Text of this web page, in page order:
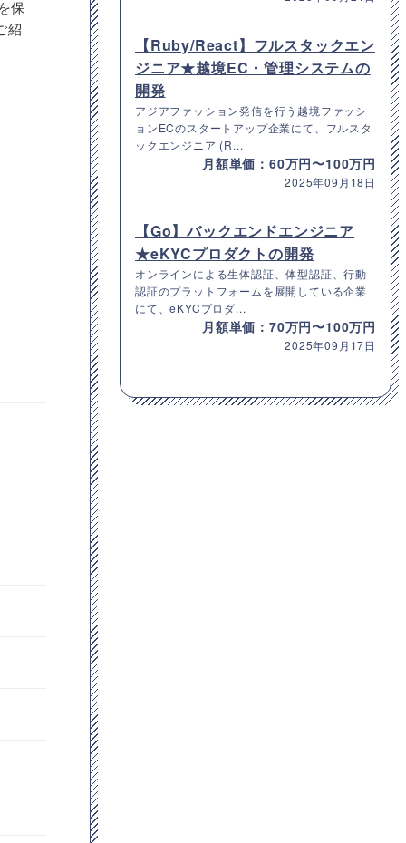
保
紹
【Ruby/React】フルスタックエン
ジニア★越境EC・管理システムの
開発
アジアファッション発信を行う越境ファッシ
ョンECのスタートアップ企業にて、フルスタ
ックエンジニア (R...
月額単価：60万円〜100万円
2025年09月18日
【Go】バックエンドエンジニア
★eKYCプロダクトの開発
オンラインによる生体認証、体型認証、行動
認証のプラットフォームを展開している企業
にて、eKYCプロダ...
月額単価：70万円〜100万円
2025年09月17日